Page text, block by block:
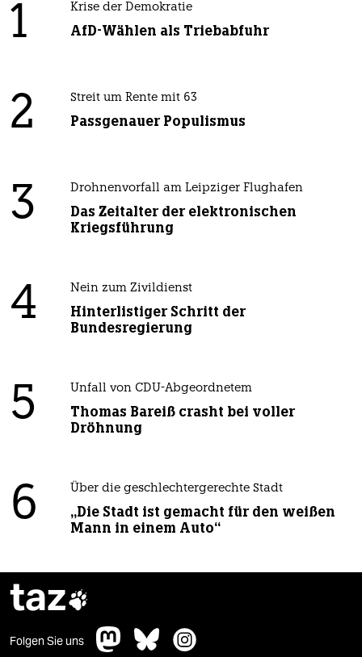
1 Krise der Demokratie
AfD-Wählen als Triebabfuhr
2 Streit um Rente mit 63
Passgenauer Populismus
3 Drohnenvorfall am Leipziger Flughafen
Das Zeitalter der elektronischen
Kriegsführung
4 Nein zum Zivildienst
Hinterlistiger Schritt der
Bundesregierung
5 Unfall von CDU-Abgeordnetem
Thomas Bareiß crasht bei voller
Dröhnung
6 Über die geschlechtergerechte Stadt
„Die Stadt ist gemacht für den weißen
Mann in einem Auto“
taz
Folgen Sie uns